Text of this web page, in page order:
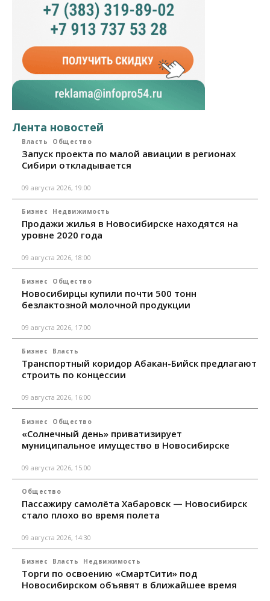
Лента новостей
Власть Общество
Запуск проекта по малой авиации в регионах
Сибири откладывается
09 августа 2026, 19:00
Бизнес Недвижимость
Продажи жилья в Новосибирске находятся на
уровне 2020 года
09 августа 2026, 18:00
Бизнес Общество
Новосибирцы купили почти 500 тонн
безлактозной молочной продукции
09 августа 2026, 17:00
Бизнес Власть
Транспортный коридор Абакан-Бийск предлагают
строить по концессии
09 августа 2026, 16:00
Бизнес Общество
«Солнечный день» приватизирует
муниципальное имущество в Новосибирске
09 августа 2026, 15:00
Общество
Пассажиру самолёта Хабаровск — Новосибирск
стало плохо во время полета
09 августа 2026, 14:30
Бизнес Власть Недвижимость
Торги по освоению «СмартСити» под
Новосибирском объявят в ближайшее время